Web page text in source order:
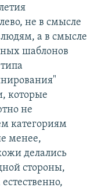
не в смысле
а в смысле
шаблонов
которые
не
категориям
менее,
делались
стороны,